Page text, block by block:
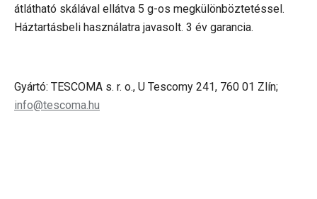
átlátható skálával ellátva 5 g-os megkülönböztetéssel.
Háztartásbeli használatra javasolt. 3 év garancia.
Gyártó: TESCOMA s. r. o., U Tescomy 241, 760 01 Zlín;
info@tescoma.hu